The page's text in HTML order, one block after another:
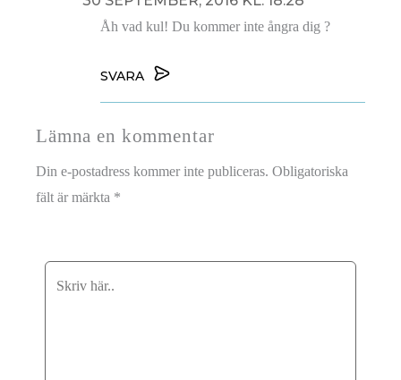
Åh vad kul! Du kommer inte ångra dig ?
SVARA
Lämna en kommentar
Din e-postadress kommer inte publiceras. Obligatoriska
fält är märkta *